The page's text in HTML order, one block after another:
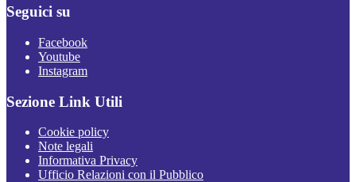
Seguici su
Facebook
Youtube
Instagram
Sezione Link Utili
Cookie policy
Note legali
Informativa Privacy
Ufficio Relazioni con il Pubblico